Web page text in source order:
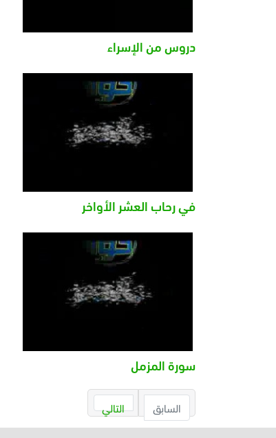
دروس من الإسراء
في رحاب العشر الأواخر
سورة المزمل
السابق التالي